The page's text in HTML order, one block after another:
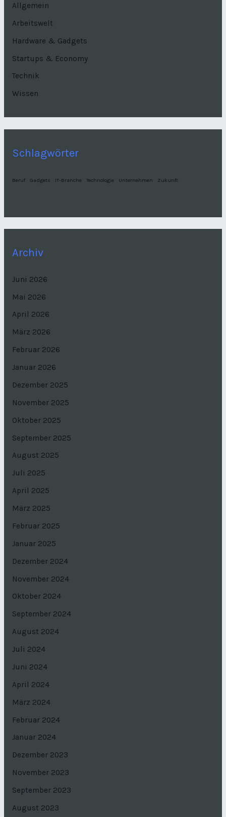
Allgemein
Arbeitswelt
Hardware & Gadgets
Startups & Economy
Technik
Wissen
Schlagwörter
Beruf Gadgets IT-Branche Technologie Unternehmen Zukunft
Archiv
Juni 2026
Mai 2026
April 2026
März 2026
Februar 2026
Januar 2026
Dezember 2025
November 2025
Oktober 2025
September 2025
August 2025
Juli 2025
April 2025
März 2025
Februar 2025
Januar 2025
Dezember 2024
November 2024
Oktober 2024
September 2024
August 2024
Juli 2024
Juni 2024
April 2024
März 2024
Februar 2024
Januar 2024
Dezember 2023
November 2023
September 2023
August 2023